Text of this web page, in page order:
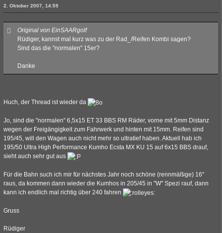
2. Oktober 2007, 14:59
Original von EinSAARgolf
Rüdiger, kannst mal kurz was zu der Rad_/Reifen Kombi sagen?
Sind das die "normalen" 15er?
Danke
Huch, der Thread ist wieder da
Jo, sind die "normalen" 6,5x15 ET 33 BBS RM Räder, vorne mit 5mm Distanz
wegen der Freigängigkeit zum Fahrwerk und hinten mit 15mm. Reifen sind
195/45, will den Wagen auch nicht mehr so ultratief haben. Aktuell hab ich
195/50 Ultra High Performance Kumho Ecsta MX KU 15 auf 6x15 BBS drauf,
sieht auch sehr gut aus
Für die Bahn such ich mir für nächstes Jahr noch schöne (rennmäßige) 16"
raus, da kommen dann wieder die Kumhos in 205/45 in "W" Spezi rauf, dann
kann ich endlich mal richtig über 240 fahren
Gruss
Rüdiger